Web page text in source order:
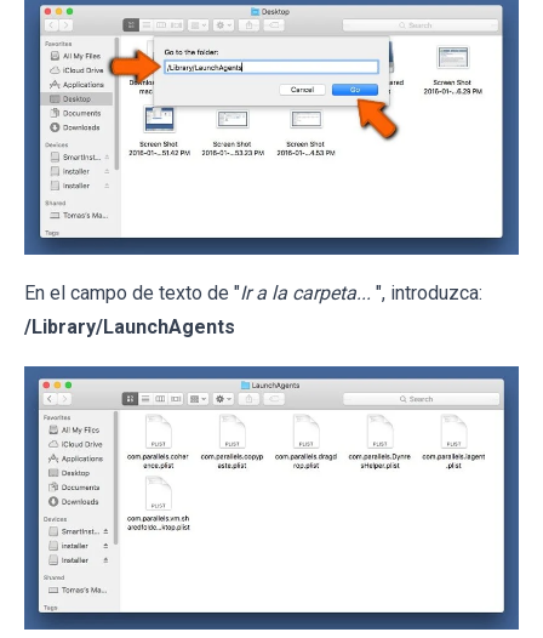
En el campo de texto de "Ir a la carpeta... ", introduzca:
/Library/LaunchAgents